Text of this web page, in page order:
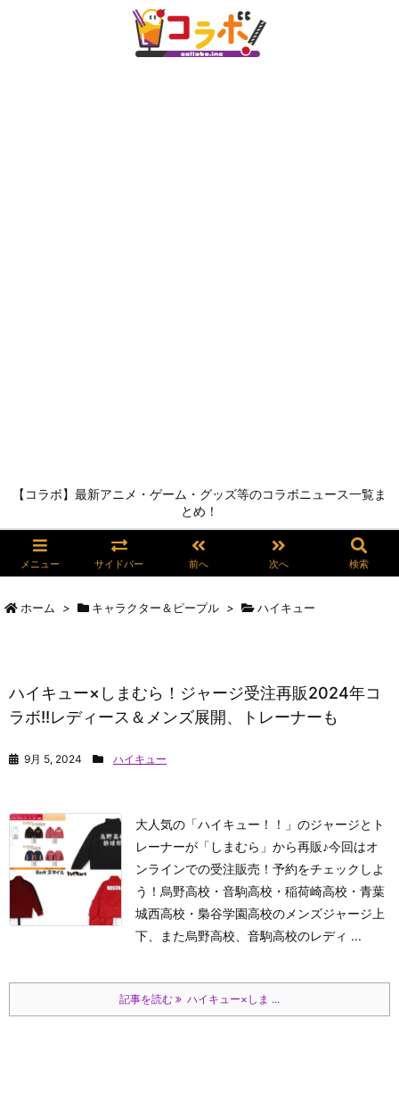
【コラボ】最新アニメ・ゲーム・グッズ等のコラボニュース一覧ま
とめ！
メニュー サイドバー 前へ 次へ 検索
ホーム > キャラクター＆ピープル > ハイキュー
ハイキュー×しまむら！ジャージ受注再販2024年コ
ラボ!!レディース＆メンズ展開、トレーナーも
9月 5, 2024 ハイキュー
大人気の「ハイキュー！！」のジャージとト
レーナーが「しまむら」から再販♪今回はオ
ンラインでの受注販売！予約をチェックしよ
う！烏野高校・音駒高校・稲荷崎高校・青葉
城西高校・梟谷学園高校のメンズジャージ上
下、また烏野高校、音駒高校のレディ ...
記事を読む ハイキュー×しま ...